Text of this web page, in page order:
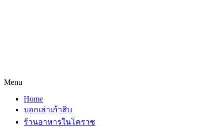
Menu
Home
บอกเล่าเก้าสิบ
ร้านอาหารในโคราช